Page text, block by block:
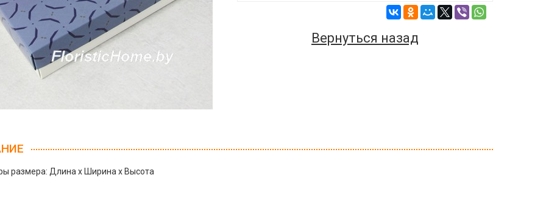
Вернуться назад
размера: Длина х Ширина х Высота